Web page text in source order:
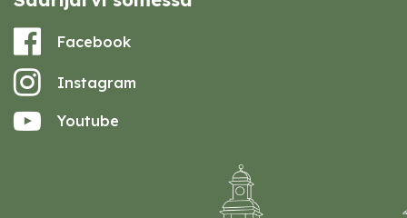
Facebook
Instagram
Youtube